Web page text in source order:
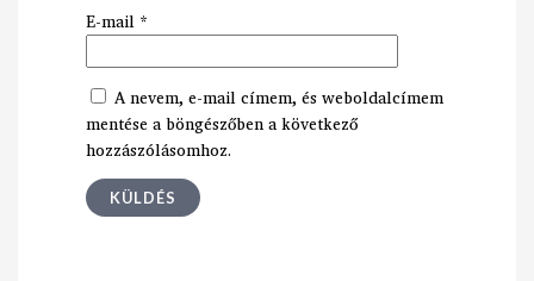
E-mail *
A nevem, e-mail címem, és weboldalcímem
mentése a böngészőben a következő
hozzászólásomhoz.